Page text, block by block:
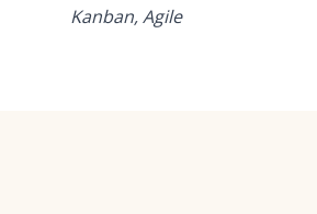
Kanban, Agile